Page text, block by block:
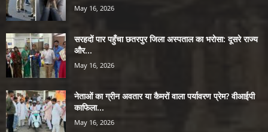
May 16, 2026
सरहदों पार पहुँचा छतरपुर जिला अस्पताल का भरोसा: दूसरे राज्य
और...
May 16, 2026
नेताओं का ग्रीन अवतार या कैमरों वाला पर्यावरण प्रेम? वीआईपी
काफिला...
May 16, 2026